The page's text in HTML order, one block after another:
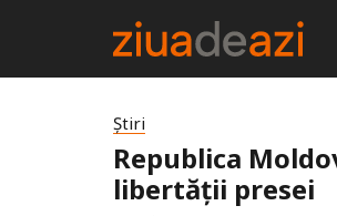
Știri
Republica
libertății presei